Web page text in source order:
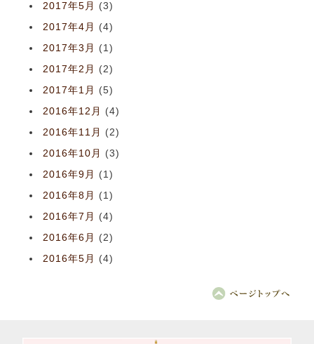
2017年5月
(3)
2017年4月
(4)
2017年3月
(1)
2017年2月
(2)
2017年1月
(5)
2016年12月
(4)
2016年11月
(2)
2016年10月
(3)
2016年9月
(1)
2016年8月
(1)
2016年7月
(4)
2016年6月
(2)
2016年5月
(4)